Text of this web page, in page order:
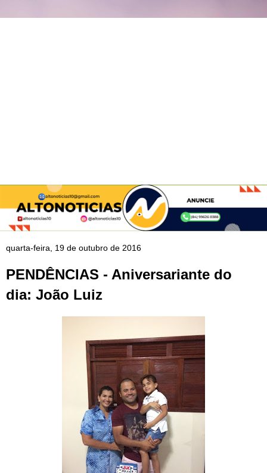
quarta-feira, 19 de outubro de 2016
PENDÊNCIAS - Aniversariante do
dia: João Luiz